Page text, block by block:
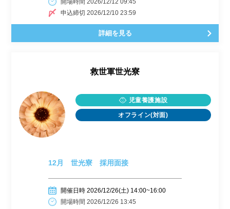
開場時間 2026/12/12 09:45
申込締切 2026/12/10 23:59
詳細を見る
救世軍世光寮
児童養護施設
オフライン(対面)
12月 世光寮 採用面接
開催日時 2026/12/26(土) 14:00~16:00
開場時間 2026/12/26 13:45